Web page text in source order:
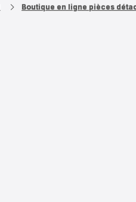
Boutique en ligne pièces